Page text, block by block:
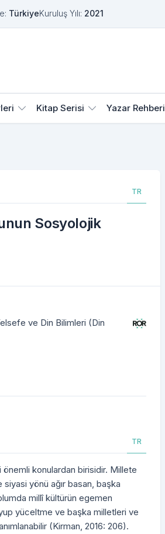
TürkiyeKuruluş Yılı: 2021
Kitap Serisi Yazar Rehberi
TR
Sosyolojik
ve Din Bilimleri (Din
TR
konulardan birisidir. Millete
siyasi yönü ağır basan, başka
millî kültürün egemen
yüceltme ve başka milletleri ve
(Kirman, 2016: 206).